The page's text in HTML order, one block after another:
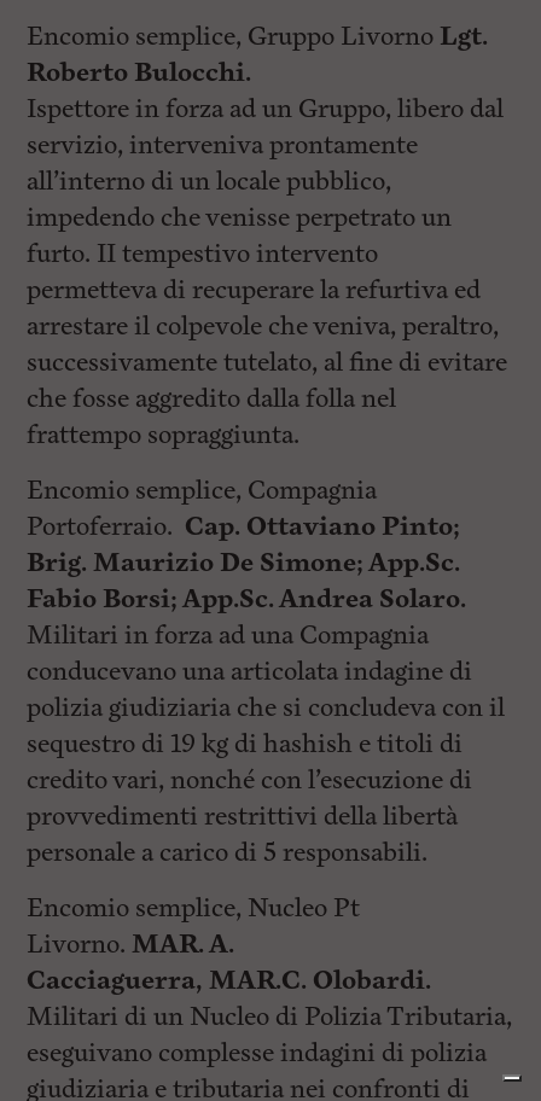
Encomio semplice, Gruppo Livorno Lgt.
Roberto Bulocchi.
Ispettore in forza ad un Gruppo, libero dal
servizio, interveniva prontamente
all’interno di un locale pubblico,
impedendo che venisse perpetrato un
furto. II tempestivo intervento
permetteva di recuperare la refurtiva ed
arrestare il colpevole che veniva, peraltro,
successivamente tutelato, al fine di evitare
che fosse aggredito dalla folla nel
frattempo sopraggiunta.
Encomio semplice, Compagnia
Portoferraio. Cap. Ottaviano Pinto;
Brig. Maurizio De Simone;App.Sc.
Fabio Borsi;App.Sc. Andrea Solaro.
Militari in forza ad una Compagnia
conducevano una articolata indagine di
polizia giudiziaria che si concludeva con il
sequestro di 19 kg di hashish e titoli di
credito vari, nonché con l’esecuzione di
provvedimenti restrittivi della libertà
personale a carico di 5 responsabili.
Encomio semplice, Nucleo Pt
Livorno.MAR. A.
Cacciaguerra,MAR.C. Olobardi.
Militari di un Nucleo di Polizia Tributaria,
eseguivano complesse indagini di polizia
giudiziaria e tributaria nei confronti di